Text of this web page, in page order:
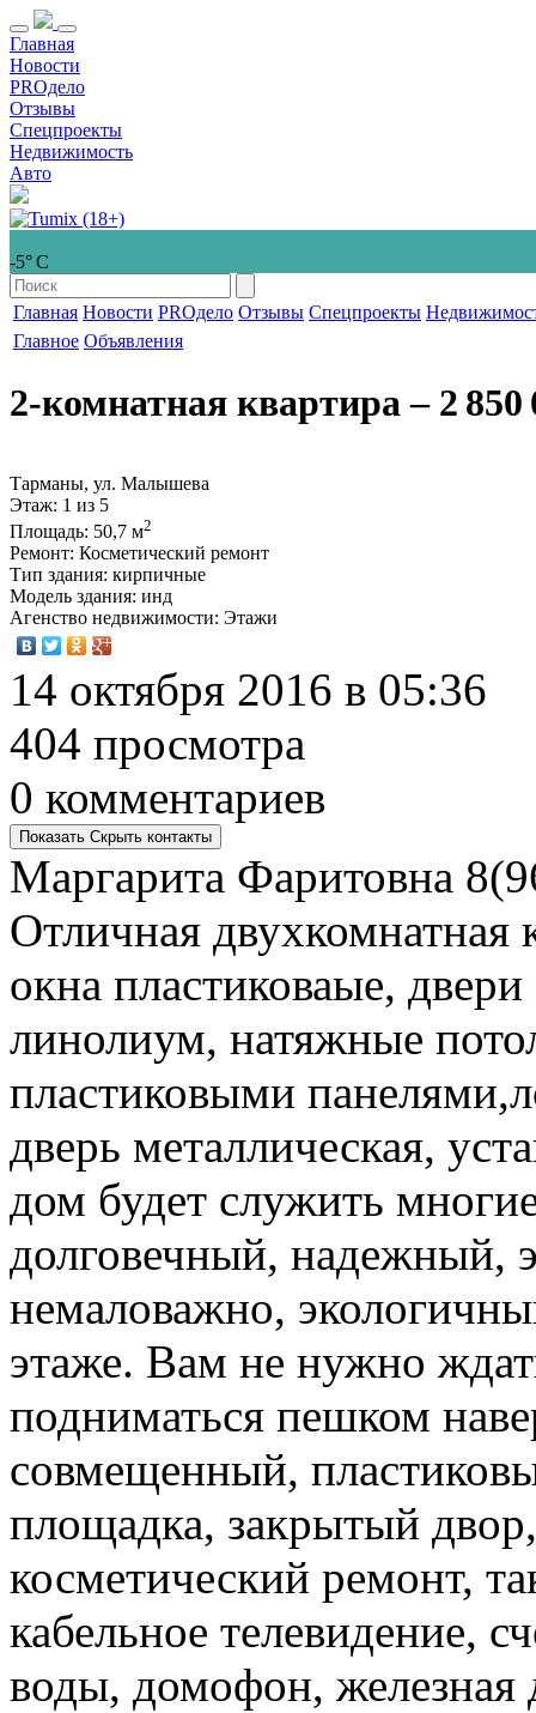
Главная
Новости
PROдело
Отзывы
Спецпроекты
Недвижимость
Авто
-5° С
Главная Новости PROдело Отзывы Спецпроекты
Главное Объявления
2-комнатная квартира‒ 2 850
Тарманы, ул. Малышева
Этаж: 1 из 5
Площадь: 50,7 м2
Ремонт: Косметический ремонт
Тип здания: кирпичные
Модель здания: инд
Агенство недвижимости: Этажи
14 октября 2016 в 05:36
404 просмотра
0 комментариев
Показать Скрыть контакты
Маргарита Фаритовна
Отличная
окна пластиковаые,
линолиум, натяжные
пластиковыми
дверь металлическая,
дом будет служить
долговечный, надежный,
немаловажно,
этаже. Вам не нужно
подниматься пешком
совмещенный,
площадка, закрытый
косметический ремонт,
кабельное телевидение,
воды, домофон, железная